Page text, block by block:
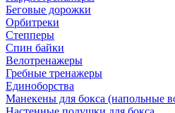
Беговые дорожки
Орбитреки
Степперы
Спин байки
Велотренажеры
Гребные тренажеры
Единоборства
Манекены для бокса (напольные